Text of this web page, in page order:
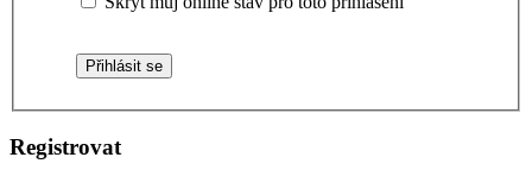
Registrovat